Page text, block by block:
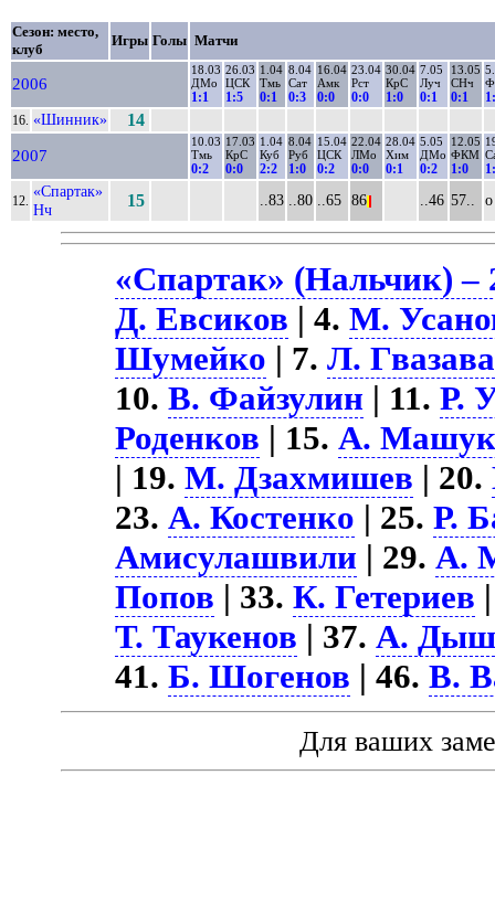
Сезон: место,
клуб
Игры Голы Матчи
2006
18.03
ДМо
1:1
26.03
ЦСК
1:5
1.04
Тмь
0:1
8.04
Сат
0:3
16.04
Амк
0:0
23.04
Рст
0:0
30.04
КрС
1:0
7.05
Луч
0:1
13.05
СНч
0:1
16. «Шинник» 14
2007
10.03
Тмь
0:2
17.03
КрС
0:0
1.04
Куб
2:2
8.04
Руб
1:0
15.04
ЦСК
0:2
22.04
ЛМо
0:0
28.04
Хим
0:1
5.05
ДМо
0:2
12.05
ФКМ
1:0
12.
«Спартак»
Нч
15 ..83 ..80 ..65 86 ..46 57.. о
«Спартак» (Нальчик) –
Д. Евсиков | 4.М.
Шумейко | 7.Л. Гвазава
10.В. Файзулин | 11.Р.
Роденков | 15.А.
| 19.М. Дзахмишев | 20.
23.А. Костенко | 25.Р.
Амисулашвили | 29.А.
Попов | 33.К. Гетериев
Т. Таукенов | 37.А.
41.Б. Шогенов | 46.В.
Для ваших